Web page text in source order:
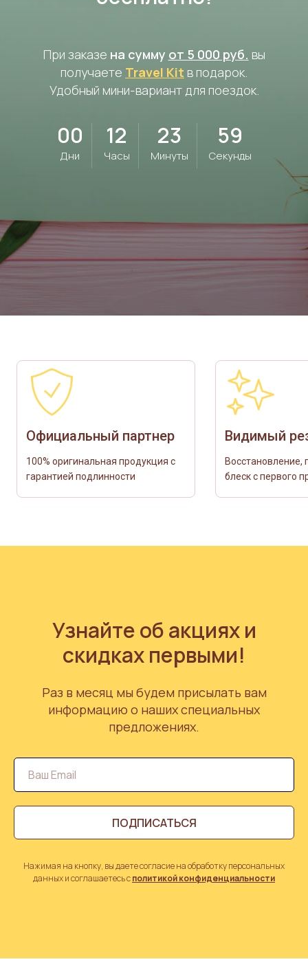
При заказе на сумму от 5 000 руб. вы
получаете Travel Kit в подарок.
Удобный мини-вариант для поездок.
00
Дни
12
Часы
23
Минуты
57
Секунды
Видимый
Восстановление,
блеск с первого
Официальный партнер
100% оригинальная продукция с
гарантией подлинности
Узнайте об акциях и
скидках первыми!
Раз в месяц мы будем присылать вам
информацию о наших специальных
предложениях.
ПОДПИСАТЬСЯ
Нажимая на кнопку, вы даете согласие на обработку персональных
данных и соглашаетесь сполитикой конфиденциальности